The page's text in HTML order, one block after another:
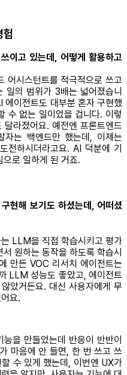
험
이고 있는데, 어떻게 활용하고
시스턴트를 적극적으로 쓰고
의 범위가 3배는 넓어졌습니
에이전트도 대부분 혼자 구현했
수 없는 일이었을 겁니다. 이렇
라졌어요. 예전엔 프론트엔드
자는 백엔드만 했는데, 이제는
전하시더라고요. AI 덕분에 기
로 일하게 된 거죠.
현해 보기도 하셨는데, 어떠셨
LLM을 직접 학습시키고 평가
원하는 동작을 하도록 학습시
만든 VOC 리서치 에이전트는
LLM 성능도 좋았고, 에이전트
았거든요. 대신 사용자에게 무
요.
을 만들었는데 반응이 반반이
마음에 안 들면, 한 번 쓰고 쓰
수 있게 했는데, 이번엔 UX가